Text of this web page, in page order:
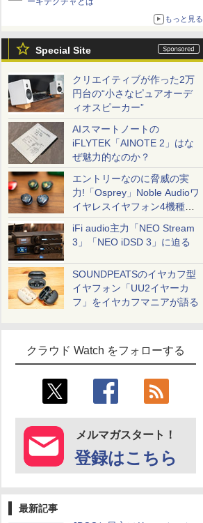
もっと見る
Special Site
クリエイティブが作った2万
円台の“小さなピュアオーデ
ィオスピーカー”
AIスマートノートの
iFLYTEK「AINOTE 2」はな
ぜ魅力的なのか？
エントリーなのに脅威の実
力!「Osprey」Noble Audioワ
イヤレスイヤフォン4機種を
一気に聴く
iFi audio主力「NEO Stream
3」「NEO iDSD 3」に迫る
SOUNDPEATSのイヤカフ型
イヤフォン「UU2イヤーカ
フ」をイヤカフマニアが語る
クラウド Watch をフォローする
メルマガスタート！
登録はこちら
最新記事